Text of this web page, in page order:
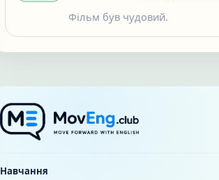
Фільм був чудовий.
Навчання